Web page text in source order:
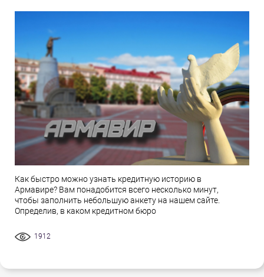
Как быстро можно узнать кредитную историю в
Армавире? Вам понадобится всего несколько минут,
чтобы заполнить небольшую анкету на нашем сайте.
Определив, в каком кредитном бюро
1912